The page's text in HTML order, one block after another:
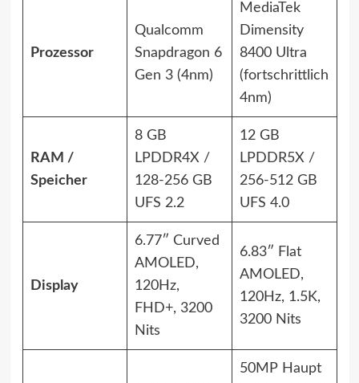
Prozessor
Qualcomm
Snapdragon 6
Gen 3 (4nm)
MediaTek
Dimensity
8400 Ultra
(fortschrittlich
4nm)
RAM /
Speicher
8 GB
LPDDR4X /
128-256 GB
UFS 2.2
12 GB
LPDDR5X /
256-512 GB
UFS 4.0
Display
6.77″ Curved
AMOLED,
120Hz,
FHD+, 3200
Nits
6.83″ Flat
AMOLED,
120Hz, 1.5K,
3200 Nits
50MP Haupt